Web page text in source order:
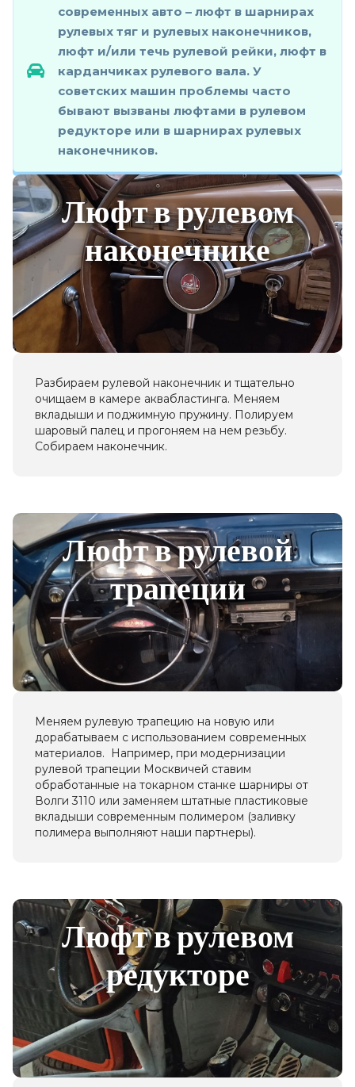
современных авто – люфт в шарнирах
рулевых тяг и рулевых наконечников,
люфт и/или течь рулевой рейки, люфт в
карданчиках рулевого вала. У
советских машин проблемы часто
бывают вызваны люфтами в рулевом
редукторе или в шарнирах рулевых
наконечников.
Люфт в рулевом
наконечнике
Разбираем рулевой наконечник и тщательно
очищаем в камере аквабластинга. Меняем
вкладыши и поджимную пружину. Полируем
шаровый палец и прогоняем на нем резьбу.
Собираем наконечник.
Люфт в рулевой
трапеции
Меняем рулевую трапецию на новую или
дорабатываем с использованием современных
материалов. Например, при модернизации
рулевой трапеции Москвичей ставим
обработанные на токарном станке шарниры от
Волги 3110 или заменяем штатные пластиковые
вкладыши современным полимером (заливку
полимера выполняют наши партнеры).
Люфт в рулевом
редукторе